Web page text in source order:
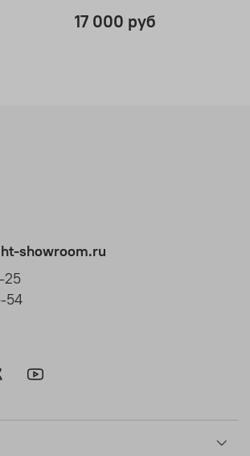
17 000 руб
showroom.ru
25
54